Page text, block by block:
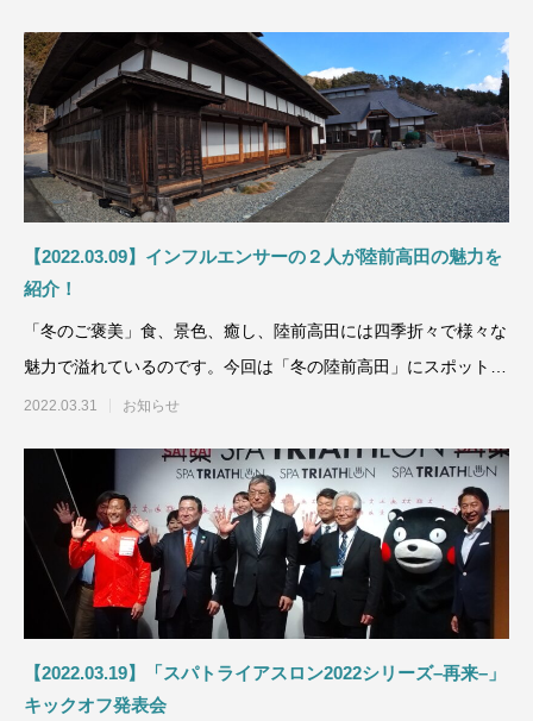
【2022.03.09】インフルエンサーの２人が陸前高田の魅力を
紹介！
「冬のご褒美」食、景色、癒し、陸前高田には四季折々で様々な
魅力で溢れているのです。今回は「冬の陸前高田」にスポットラ
イトを
2022.03.31 お知らせ
【2022.03.19】「スパトライアスロン2022シリーズ–再来–」
キックオフ発表会